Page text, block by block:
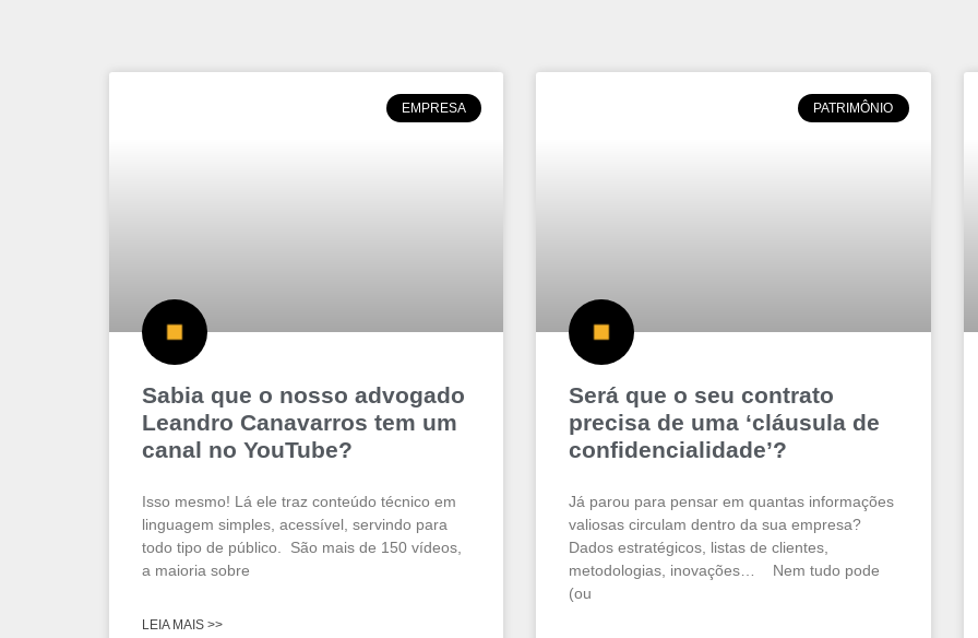
EMPRESA
Sabia que o nosso advogado
Leandro Canavarros tem um
canal no YouTube?
Isso mesmo! Lá ele traz conteúdo técnico em
linguagem simples, acessível, servindo para
todo tipo de público. São mais de 150 vídeos,
a maioria sobre
LEIA MAIS >>
PATRIMÔNIO
Será que o seu contrato
precisa de uma ‘cláusula de
confidencialidade’?
Já parou para pensar em quantas informações
valiosas circulam dentro da sua empresa?
Dados estratégicos, listas de clientes,
metodologias, inovações… Nem tudo pode
(ou